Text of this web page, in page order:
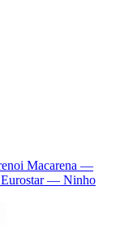
Macarena —
Eurostar — Ninho